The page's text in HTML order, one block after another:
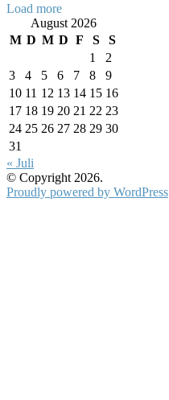
Posts
navigation
Load more
August 2026
M D M D F S
S
1
2
3
4 5 6 7 8
9
10 11 12 13 14 15 16
17 18 19 20 21 22 23
24 25 26 27 28 29 30
31
« Juli
© Copyright 2026.
Proudly powered by WordPress